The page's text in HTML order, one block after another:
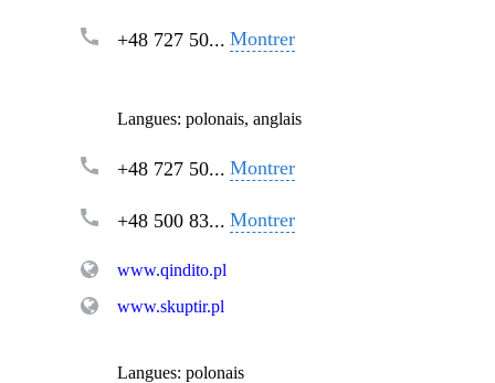
+48 727 50... Montrer
Langues: polonais, anglais
+48 727 50... Montrer
+48 500 83... Montrer
www.qindito.pl
www.skuptir.pl
Langues: polonais